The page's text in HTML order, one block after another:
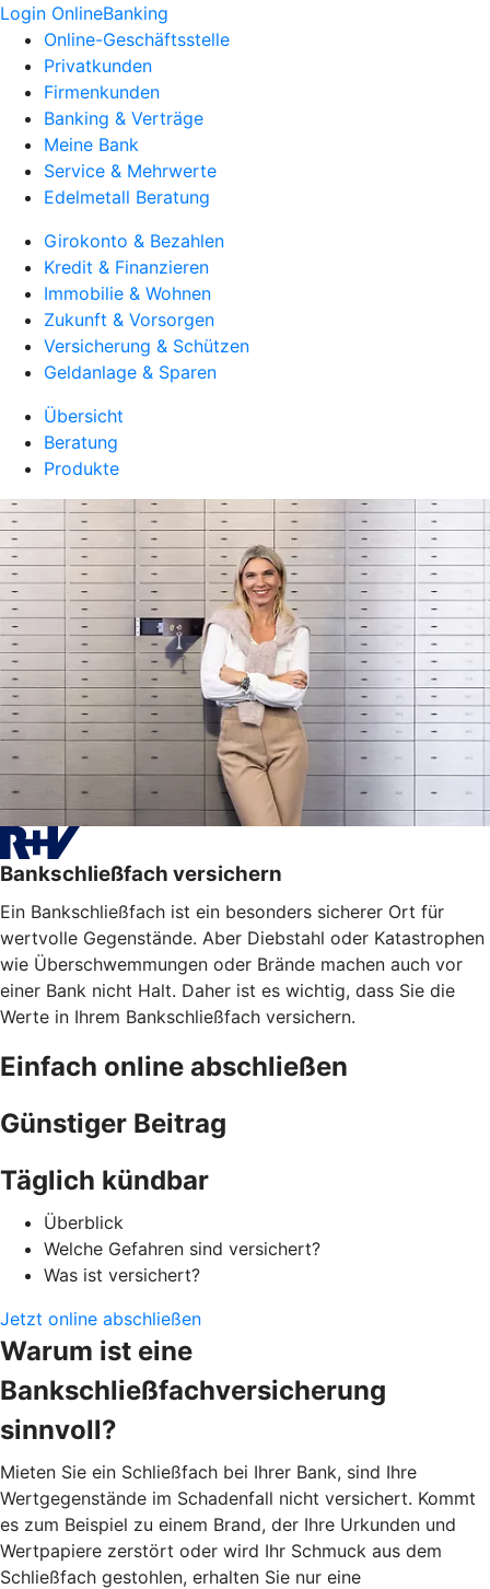
Login OnlineBanking
Online-Geschäftsstelle
Privatkunden
Firmenkunden
Banking & Verträge
Meine Bank
Service & Mehrwerte
Edelmetall Beratung
Girokonto & Bezahlen
Kredit & Finanzieren
Immobilie & Wohnen
Zukunft & Vorsorgen
Versicherung & Schützen
Geldanlage & Sparen
Übersicht
Beratung
Produkte
Bankschließfach versichern
Ein Bankschließfach ist ein besonders sicherer Ort für
wertvolle Gegenstände. Aber Diebstahl oder Katastrophen
wie Überschwemmungen oder Brände machen auch vor
einer Bank nicht Halt. Daher ist es wichtig, dass Sie die
Werte in Ihrem Bankschließfach versichern.
Einfach online abschließen
Günstiger Beitrag
Täglich kündbar
Überblick
Welche Gefahren sind versichert?
Was ist versichert?
Jetzt online abschließen
Warum ist eine
Bankschließfachversicherung
sinnvoll?
Mieten Sie ein Schließfach bei Ihrer Bank, sind Ihre
Wertgegenstände im Schadenfall nicht versichert. Kommt
es zum Beispiel zu einem Brand, der Ihre Urkunden und
Wertpapiere zerstört oder wird Ihr Schmuck aus dem
Schließfach gestohlen, erhalten Sie nur eine